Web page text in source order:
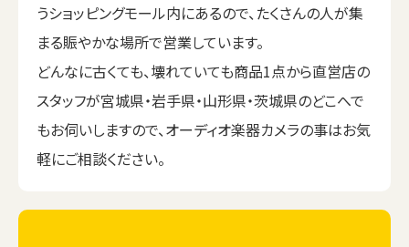
うショッピングモール内にあるので、たくさんの人が集
まる賑やかな場所で営業しています。
どんなに古くても、壊れていても商品1点から直営店の
スタッフが宮城県・岩手県・山形県・茨城県のどこへで
もお伺いしますので、オーディオ楽器カメラの事はお気
軽にご相談ください。